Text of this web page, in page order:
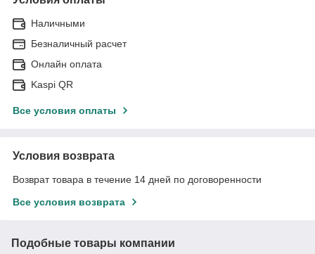
Наличными
Безналичный расчет
Онлайн оплата
Kaspi QR
Все условия оплаты
Условия возврата
Возврат товара в течение 14 дней по договоренности
Все условия возврата
Подобные товары компании